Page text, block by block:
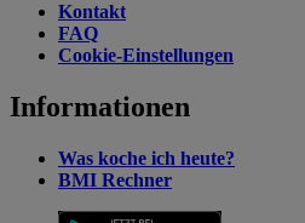
Kontakt
FAQ
Cookie-Einstellungen
Informationen
Was koche ich heute?
BMI Rechner